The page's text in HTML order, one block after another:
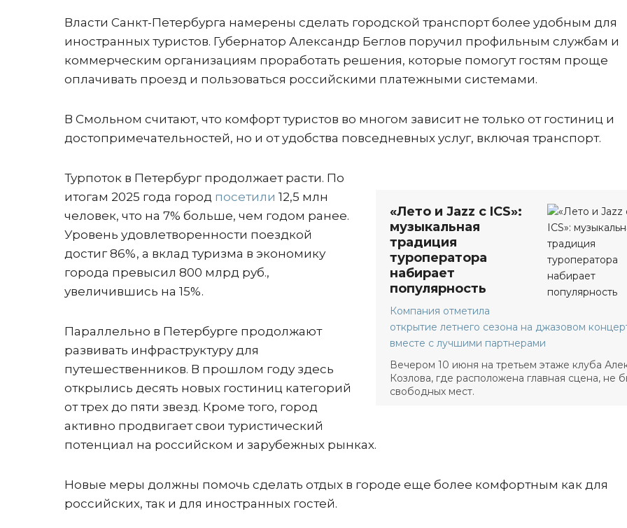
Власти Санкт-Петербурга намерены сделать городской транспорт более удобным для
иностранных туристов. Губернатор Александр Беглов поручил профильным службам и
коммерческим организациям проработать решения, которые помогут гостям проще
оплачивать проезд и пользоваться российскими платежными системами.
В Смольном считают, что комфорт туристов во многом зависит не только от гостиниц и
достопримечательностей, но и от удобства повседневных услуг, включая транспорт.
«Лето и Jazz с ICS»:
музыкальная
традиция
туроператора
набирает
популярность
Компания отметила
открытие летнего сезона на джазовом
вместе с лучшими партнерами
Вечером 10 июня на третьем этаже клуба
Козлова, где расположена главная сцена, не
свободных мест.
Турпоток в Петербург продолжает расти. По
итогам 2025 года город посетили 12,5 млн
человек, что на 7% больше, чем годом ранее.
Уровень удовлетворенности поездкой
достиг 86%, а вклад туризма в экономику
города превысил 800 млрд руб.,
увеличившись на 15%.
Параллельно в Петербурге продолжают
развивать инфраструктуру для
путешественников. В прошлом году здесь
открылись десять новых гостиниц категорий
от трех до пяти звезд. Кроме того, город
активно продвигает свои туристический
потенциал на российском и зарубежных рынках.
Новые меры должны помочь сделать отдых в городе еще более комфортным как для
российских, так и для иностранных гостей.